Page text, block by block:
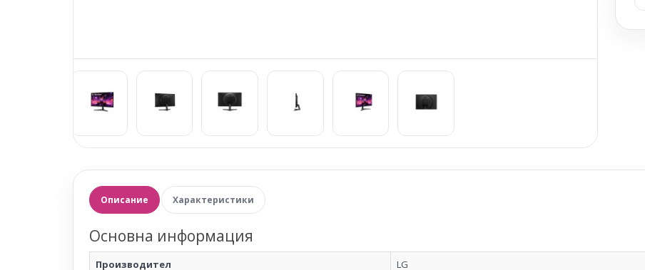
Описание Характеристики
Основна информация
Производител
LG